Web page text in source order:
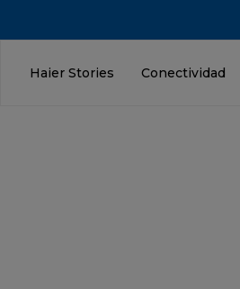
Haier Stories Conectividad